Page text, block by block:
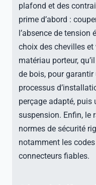
plafond et des
prime d’abord :
l’absence de
choix des chevilles
matériau porteur,
de bois, pour
processus
perçage adapté,
suspension. Enfin, le
normes de sécurité
notamment les
connecteurs fiables.